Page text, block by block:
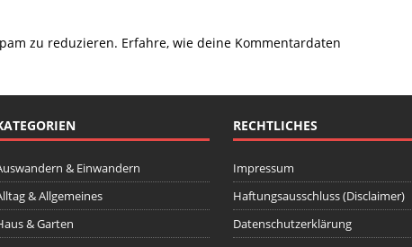
zu reduzieren. Erfahre, wie deine Kommentardaten
& Einwandern
& Allgemeines
& Garten
RECHTLICHES
Impressum
Haftungsausschluss (Disclaimer)
Datenschutzerklärung